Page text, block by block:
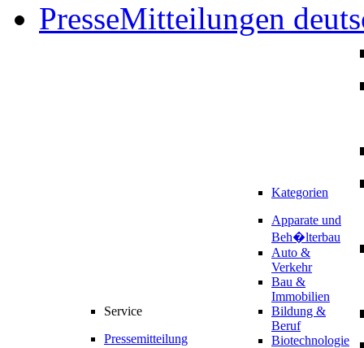
PresseMitteilungen
Service
Pressemitteilung
Kategorien
Apparate und
Beh�lterbau
Auto &
Verkehr
Bau &
Immobilien
Bildung &
Beruf
Biotechnologie